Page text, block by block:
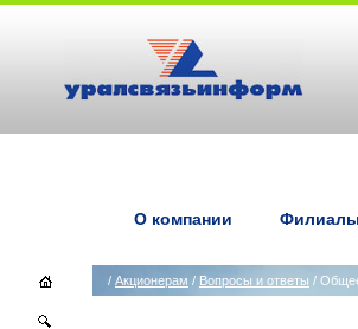
О компании Филиалы
/ Акционерам / Вопросы и ответы /